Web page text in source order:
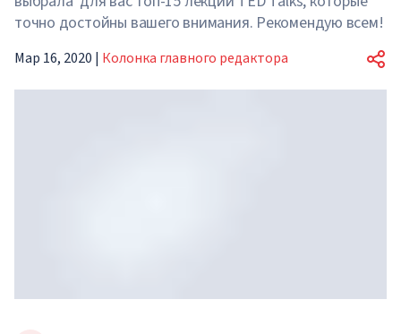
точно достойны вашего внимания. Рекомендую всем!
Мар 16, 2020 | Колонка главного редактора